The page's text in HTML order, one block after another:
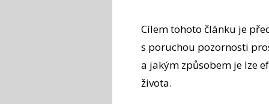
Cílem tohoto článku je
s poruchou pozornosti
a jakým způsobem je lze
života.